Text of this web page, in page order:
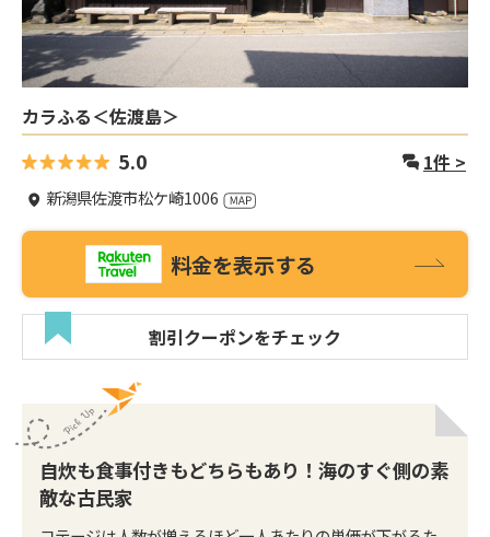
カラふる＜佐渡島＞
5.0 1件 >
新潟県佐渡市松ケ崎1006
料金を表示する
割引クーポンをチェック
自炊も食事付きもどちらもあり！海のすぐ側の素
敵な古民家